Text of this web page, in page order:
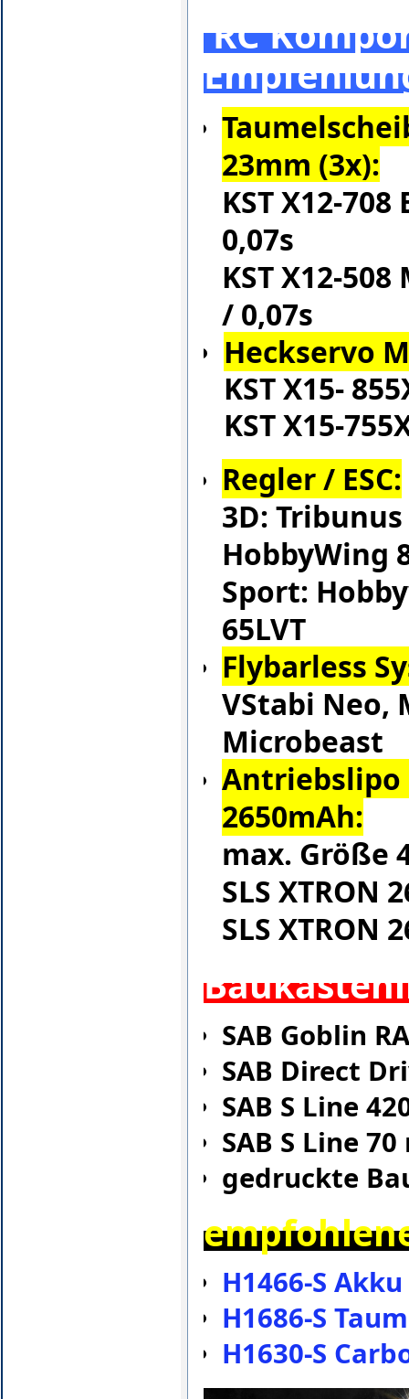
RC
23mm (3x):
KST X12-
0,07s
KST X12-
/ 0,07s
Heckservo
KST X15-
KST X15-
Regler / ESC:
3D: Tribunus
HobbyWing
Sport:
65LVT
Flybarless
VStabi Neo,
Microbeast
Antriebslipo
2650mAh:
max. Größe
SLS XTRON
SLS XTRON
SAB Goblin
SAB Direct
SAB S Line
SAB S Line
gedruckte
H1466-S
H1686-S
H1630-S